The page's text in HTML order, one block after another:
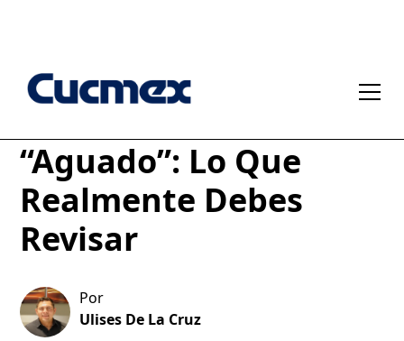
“Aguado”: Lo Que
Realmente Debes
Revisar
Por
Ulises De La Cruz